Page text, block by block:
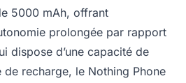
5000 mAh, offrant
prolongée par rapport
dispose d’une capacité de
de recharge, le Nothing Phone